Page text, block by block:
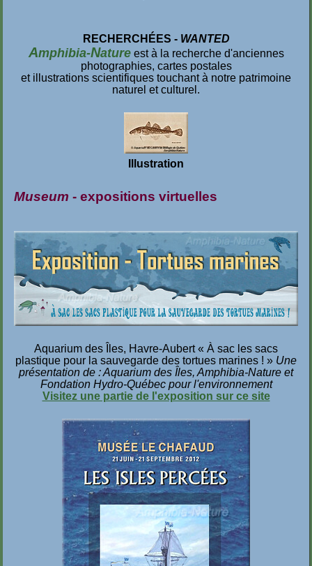
RECHERCHÉES - WANTED
Amphibia-Natureest à la recherche d'anciennes
photographies, cartes postales
et illustrations scientifiques touchant à notre patrimoine
naturel et culturel.
Illustration
Museum - expositions virtuelles
Aquarium des Îles, Havre-Aubert« À sac les sacs
plastique pour la sauvegarde des tortues marines ! » Une
présentation de : Aquarium des Îles, Amphibia-Nature et
Fondation Hydro-Québec pour l'environnement
Visitez une partie de l'exposition sur ce site